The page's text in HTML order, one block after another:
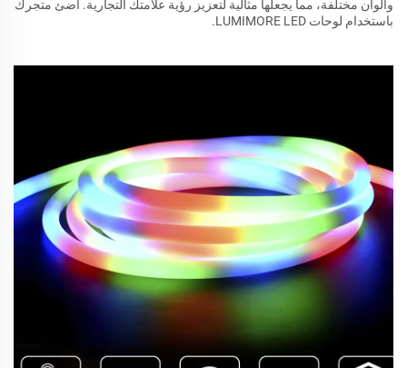
وألوان مختلفة، مما يجعلها مثالية لتعزيز رؤية علامتك التجارية. أضئ متجرك
باستخدام لوحات LUMIMORE LED.